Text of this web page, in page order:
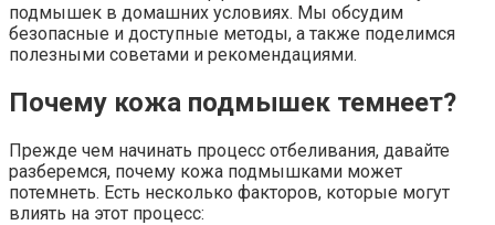
подмышек в домашних условиях. Мы обсудим
безопасные и доступные методы, а также поделимся
полезными советами и рекомендациями.
Почему кожа подмышек темнеет?
Прежде чем начинать процесс отбеливания, давайте
разберемся, почему кожа подмышками может
потемнеть. Есть несколько факторов, которые могут
влиять на этот процесс: